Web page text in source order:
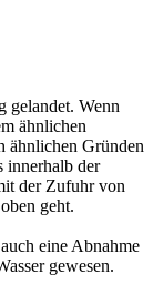
gelandet. Wenn
ähnlichen
ähnlichen Gründen
innerhalb der
der Zufuhr von
geht.
eine Abnahme
gewesen.